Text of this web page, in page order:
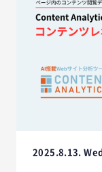
2025.8.13. Wed